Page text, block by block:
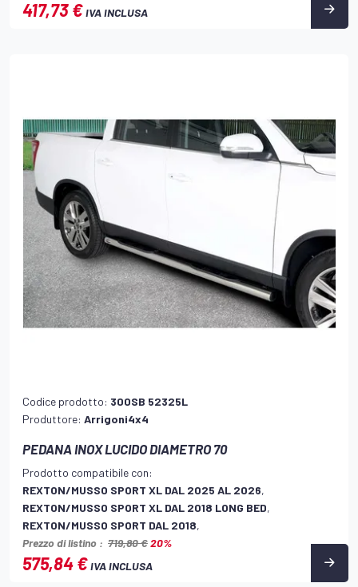
417,73 €IVA INCLUSA
Codice prodotto: 300SB 52325L
Produttore: Arrigoni4x4
PEDANA INOX LUCIDO DIAMETRO 70
Prodotto compatibile con:
REXTON/MUSSO SPORT XL DAL 2025 AL 2026,
REXTON/MUSSO SPORT XL DAL 2018 LONG BED,
REXTON/MUSSO SPORT DAL 2018,
Prezzo di listino : 719,80 €20%
575,84 €IVA INCLUSA